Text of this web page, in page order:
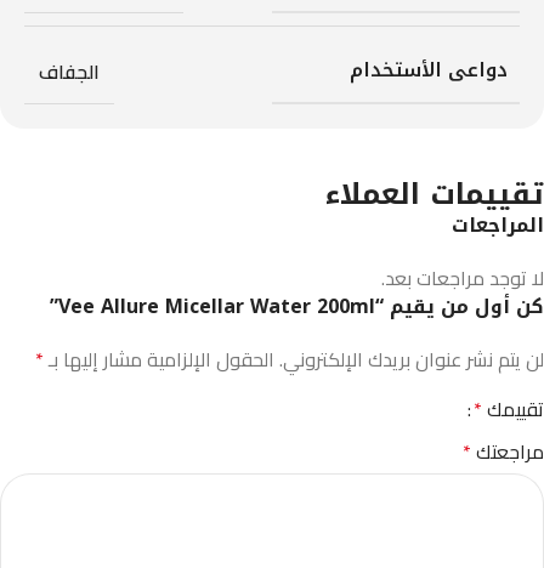
دواعى الأستخدام الجفاف
تقييمات العملاء
المراجعات
لا توجد مراجعات بعد.
كن أول من يقيم “Vee Allure Micellar Water 200ml”
لن يتم نشر عنوان بريدك الإلكتروني. الحقول الإلزامية مشار إليها بـ*
تقييمك*
مراجعتك*